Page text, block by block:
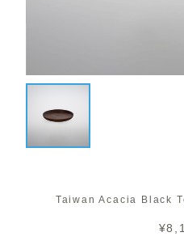
Taiwan Acacia Black